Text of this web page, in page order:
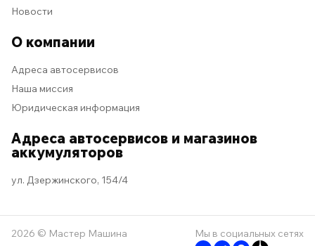
Новости
О компании
Адреса автосервисов
Наша миссия
Юридическая информация
Адреса автосервисов и магазинов
аккумуляторов
ул. Дзержинского, 154/4
2026 © Мастер Машина Мы в социальных сетях